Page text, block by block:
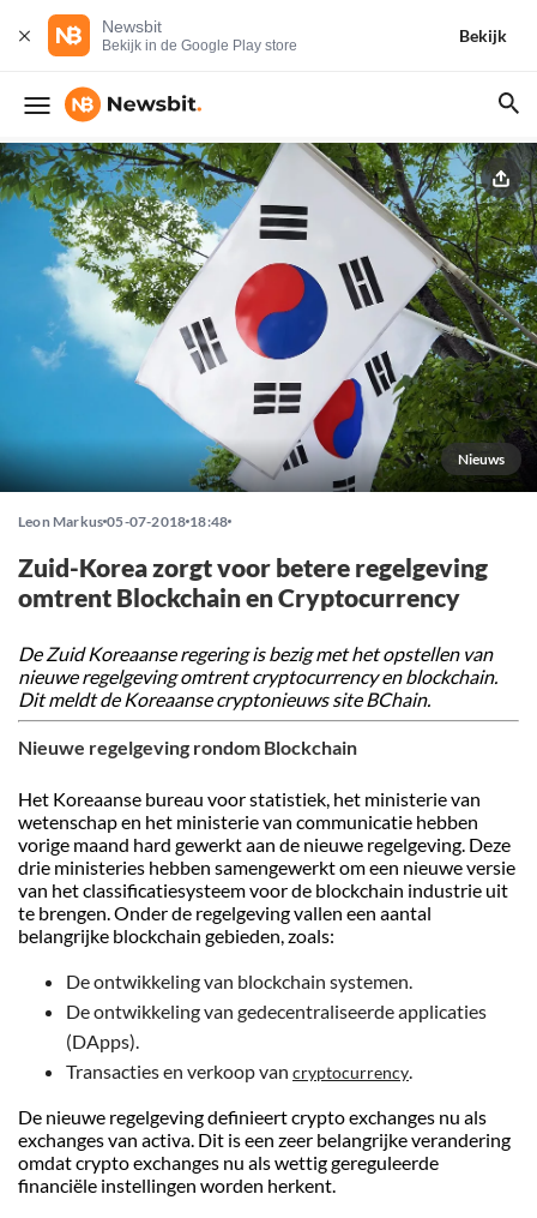
Newsbit
Bekijk in de Google Play store
Bekijk
Nieuws
Leon Markus 05-07-2018 18:48
Zuid-Korea zorgt voor betere regelgeving
omtrent Blockchain en Cryptocurrency
De Zuid Koreaanse regering is bezig met het opstellen van
nieuwe regelgeving omtrent cryptocurrency en blockchain.
Dit meldt de Koreaanse cryptonieuws site BChain.
Nieuwe regelgeving rondom Blockchain
Het Koreaanse bureau voor statistiek, het ministerie van
wetenschap en het ministerie van communicatie hebben
vorige maand hard gewerkt aan de nieuwe regelgeving. Deze
drie ministeries hebben samengewerkt om een nieuwe versie
van het classificatiesysteem voor de blockchain industrie uit
te brengen. Onder de regelgeving vallen een aantal
belangrijke blockchain gebieden, zoals:
De ontwikkeling van blockchain systemen.
De ontwikkeling van gedecentraliseerde applicaties
(DApps).
Transacties en verkoop van cryptocurrency.
De nieuwe regelgeving definieert crypto exchanges nu als
exchanges van activa. Dit is een zeer belangrijke verandering
omdat crypto exchanges nu als wettig gereguleerde
financiële instellingen worden herkent.